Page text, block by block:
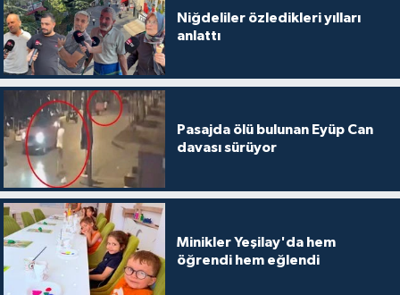
Niğdeliler özledikleri yılları
anlattı
Pasajda ölü bulunan Eyüp Can
davası sürüyor
Minikler Yeşilay'da hem
öğrendi hem eğlendi